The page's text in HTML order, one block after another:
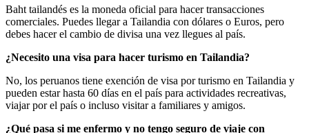
Baht tailandés es la moneda oficial para hacer transacciones
comerciales. Puedes llegar a Tailandia con dólares o Euros, pero
debes hacer el cambio de divisa una vez llegues al país.
¿Necesito una visa para hacer turismo en Tailandia?
No, los peruanos tiene exención de visa por turismo en Tailandia y
pueden estar hasta 60 días en el país para actividades recreativas,
viajar por el país o incluso visitar a familiares y amigos.
¿Qué pasa si me enfermo y no tengo seguro de viaje con